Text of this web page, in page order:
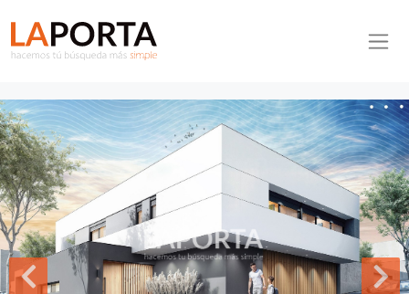
Inicio
Casa ID.1013/Residencia-a-estrenar-en-venta-en-Salto -